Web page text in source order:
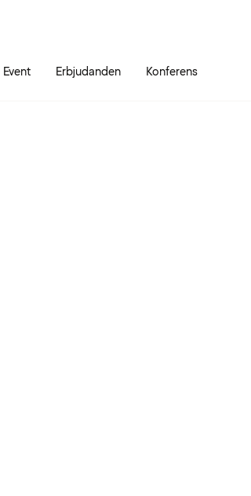
Event Erbjudanden Konferens